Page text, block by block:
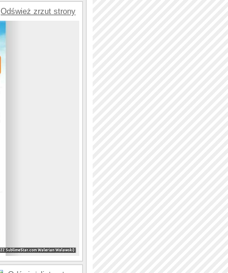
Odśwież zrzut strony